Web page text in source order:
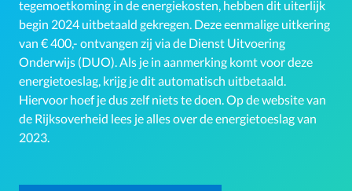
tegemoetkoming in de energiekosten, hebben dit uiterlijk
begin 2024 uitbetaald gekregen. Deze eenmalige uitkering
van € 400,- ontvangen zij via de Dienst Uitvoering
Onderwijs (DUO). Als je in aanmerking komt voor deze
energietoeslag, krijg je dit automatisch uitbetaald.
Hiervoor hoef je dus zelf niets te doen. Op de website van
de Rijksoverheid lees je alles over de energietoeslag van
2023.